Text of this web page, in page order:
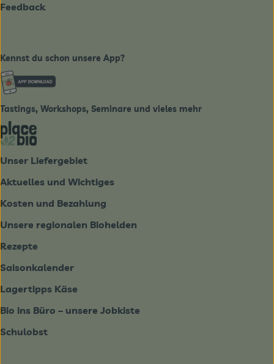
Feedback
Kennst du schon unsere App?
Externer Link zu https://www.biobote-
Tastings, Workshops, Seminare und vieles mehr
Externer Link zu https://place2bio.de/
Unser Liefergebiet
Aktuelles und Wichtiges
Kosten und Bezahlung
Unsere regionalen Biohelden
Rezepte
Saisonkalender
Lagertipps Käse
Bio ins Büro – unsere Jobkiste
Schulobst